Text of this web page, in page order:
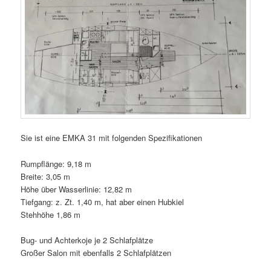
Sie ist eine EMKA 31 mit folgenden Spezifikationen
Rumpflänge: 9,18 m
Breite: 3,05 m
Höhe über Wasserlinie: 12,82 m
Tiefgang: z. Zt. 1,40 m, hat aber einen Hubkiel
Stehhöhe 1,86 m
Bug- und Achterkoje je 2 Schlafplätze
Großer Salon mit ebenfalls 2 Schlafplätzen